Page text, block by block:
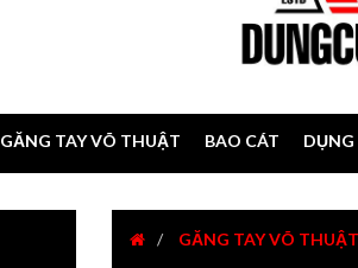
GĂNG TAY VÕ THUẬT BAO CÁT DỤNG
GĂNG TAY VÕ THUẬT